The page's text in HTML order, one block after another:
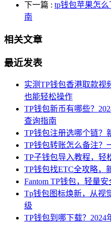
下一篇 : tp钱包苹果怎
南
相关文章
最近发表
实测TP钱包香港取款视
也能轻松操作
TP钱包新币有哪些？
查询指南
TP钱包注册选哪个链？
TP钱包转账怎么备注？
TP子钱包导入教程，轻
TP钱包找ETC全攻略，
Fantom TP钱包，轻量
Tp钱包图标焕新，从视
级
TP钱包到哪下载？2024